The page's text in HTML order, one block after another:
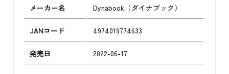
メーカー名 Dynabook（ダイナブック）
JANコード 4974019774633
発売日 2022-06-17